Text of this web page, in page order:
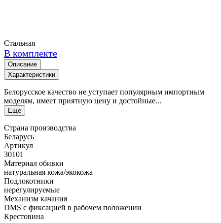
Стальная
В комплекте
Описание
Характеристики
Белорусское качество не уступает популярным импортным
моделям, имеет приятную цену и достойные...
Еще
Страна производства
Беларусь
Артикул
30101
Материал обивки
натуральная кожа/экокожа
Подлокотники
нерегулируемые
Механизм качания
DMS с фиксацией в рабочем положении
Крестовина